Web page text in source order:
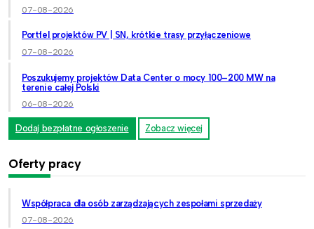
07-08-2026
Portfel projektów PV | SN, krótkie trasy przyłączeniowe
07-08-2026
Poszukujemy projektów Data Center o mocy 100–200 MW na
terenie całej Polski
06-08-2026
Dodaj bezpłatne ogłoszenie Zobacz więcej
Oferty pracy
Współpraca dla osób zarządzających zespołami sprzedaży
07-08-2026